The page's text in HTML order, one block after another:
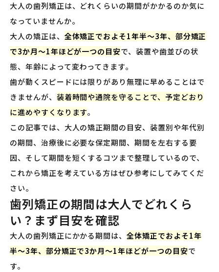
大人の歯列矯正は、どれくらいの期間がかかるのか気に
なっていませんか。
大人の矯正は、 全体矯正でおよそ1年半〜3年、部分矯正
で3か月〜1年ほどが一つの目安で、装置や歯並びの状
態、年齢によって変わってきます。
歯が動くスピードには限りがあり無理に早めることはで
きませんが、 装着時間や通院を守ることで、予定どおり
に進めやすくなります。
この記事では、大人の矯正期間の目安、装置別や年代別
の期間、治療後に必要な保定期間、期間を左右する要
因、そして期間を短くするコツまで整理しているので、
これから矯正を考えている方はぜひ参考にしてみてくだ
さい。
歯列矯正の期間は大人でどれくら
い？まず目安を確認
大人の歯列矯正にかかる期間は、全体矯正でおよそ1年
半〜3年、部分矯正で3か月〜1年ほどが一つの目安で
す。